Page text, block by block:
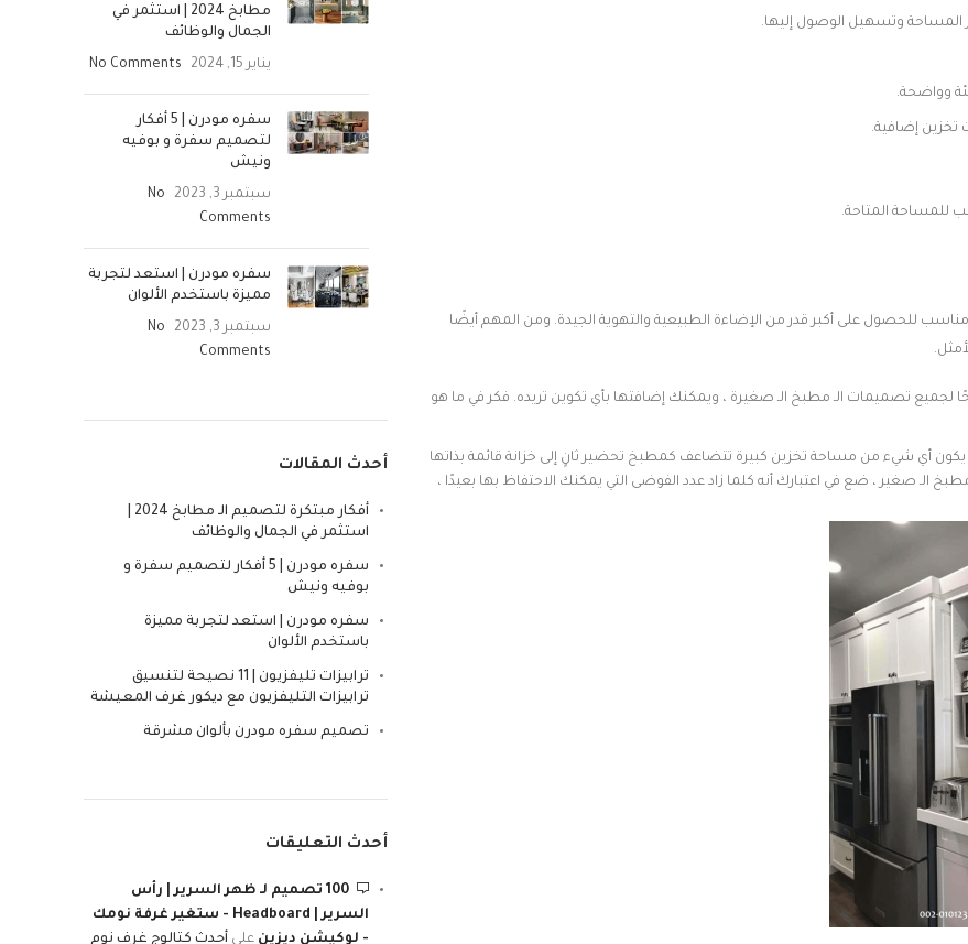
المساحة وتسهيل الوصول إليها.
وواضحة.
تخزين إضافية.
للمساحة المتاحة.
للحصول على أكبر قدر من الإضاءة الطبيعية والتهوية الجيدة. ومن المهم أيضًا
لجميع تصميمات الـ مطبخ الـ صغيرة ، ويمكنك إضافتها بأي تكوين تريده. فكر في ما هو
يكون أي شيء من مساحة تخزين كبيرة تتضاعف كمطبخ تحضير ثانٍ إلى خزانة قائمة بذاتها
الـ صغير ، ضع في اعتبارك أنه كلما زاد عدد الفوضى التي يمكنك الاحتفاظ بها بعيدًا ،
مطابخ 2024 | استثمر في
الجمال والوظائف
يناير 15, 2024 No Comments
سفره مودرن | 5 أفكار
لتصميم سفرة و بوفيه
ونيش
سبتمبر 3, 2023
No
Comments
سفره مودرن | استعد لتجربة
مميزة باستخدم الألوان
سبتمبر 3, 2023
No
Comments
أحدث المقالات
استثمر في الجمال والوظائف
سفره مودرن | 5 أفكار لتصميم سفرة و
بوفيه ونيش
سفره مودرن | استعد لتجربة مميزة
باستخدم الألوان
ترابيزات تليفزيون | 11 نصيحة لتنسيق
ترابيزات التليفزيون مع ديكور غرف المعيشة
تصميم سفره مودرن بألوان مشرقة
أحدث التعليقات
100 تصميم لـ ظهر السرير | رأس
السرير | Headboard - ستغير غرفة نومك
- لوكيشن ديزين على أحدث كتالوج غرف نوم